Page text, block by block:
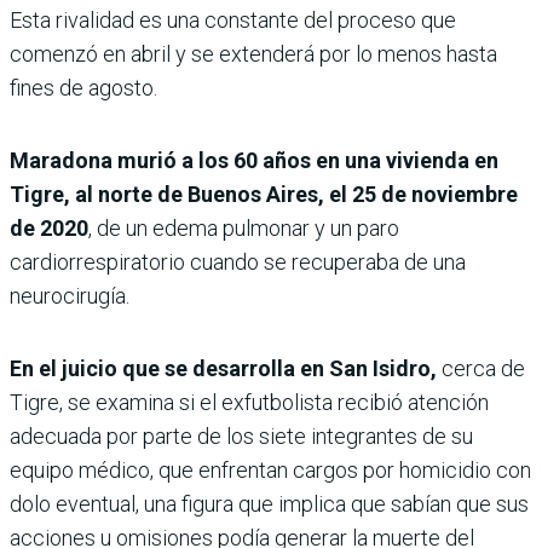
Esta rivalidad es una constante del proceso que
comenzó en abril y se extenderá por lo menos hasta
fines de agosto.
Maradona murió a los 60 años en una vivienda en
Tigre, al norte de Buenos Aires, el 25 de noviembre
de 2020, de un edema pulmonar y un paro
cardiorrespiratorio cuando se recuperaba de una
neurocirugía.
En el juicio que se desarrolla en San Isidro, cerca de
Tigre, se examina si el exfutbolista recibió atención
adecuada por parte de los siete integrantes de su
equipo médico, que enfrentan cargos por homicidio con
dolo eventual, una figura que implica que sabían que sus
acciones u omisiones podía generar la muerte del